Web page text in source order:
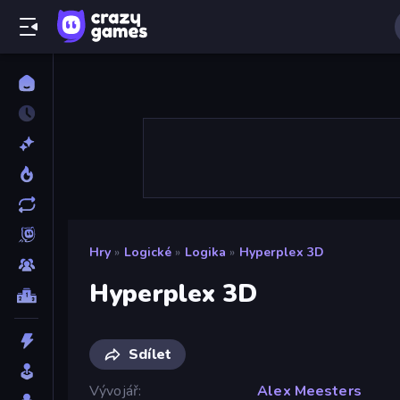
Hry » Logické » Logika » Hyperplex 3D
Hyperplex 3D
Sdílet
Vývojář
Alex Meesters